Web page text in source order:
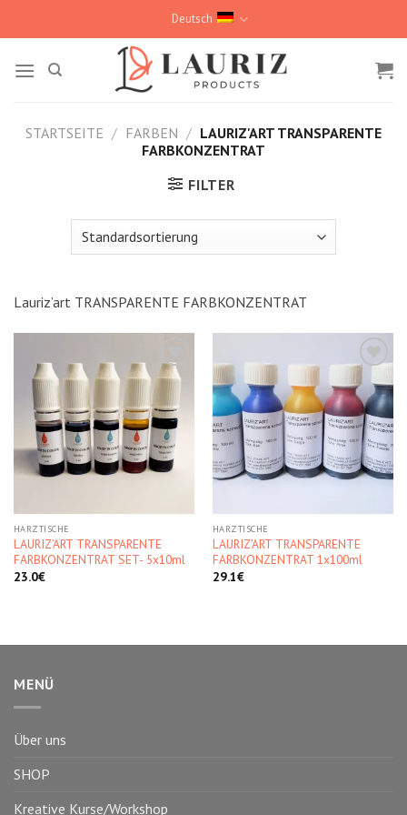
Deutsch
STARTSEITE / FARBEN / LAURIZ'ART TRANSPARENTE
FARBKONZENTRAT
FILTER
Lauriz’art TRANSPARENTE FARBKONZENTRAT
Kedvencekhez
HARZTISCHE
LAURIZ’ART TRANSPARENTE
FARBKONZENTRAT SET- 5x10ml
23.0€
Kedvencekhez
HARZTISCHE
LAURIZ’ART TRANSPARENTE
FARBKONZENTRAT 1x100ml
29.1€
MENÜ
Über uns
SHOP
Kreative Kurse/Workshop